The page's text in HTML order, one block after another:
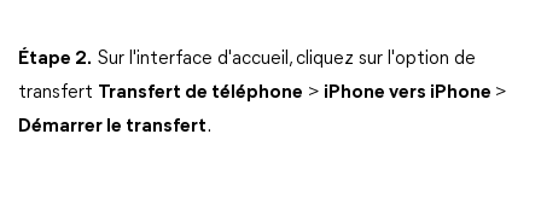
Étape 2. Sur l'interface d'accueil, cliquez sur l'option de
transfert Transfert de téléphone > iPhone vers iPhone >
Démarrer le transfert.